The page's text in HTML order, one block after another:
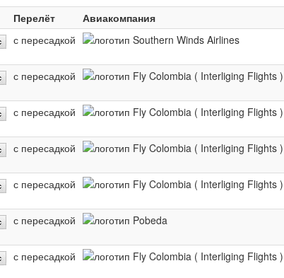
Перелёт
Авиакомпания
с пересадкой
с пересадкой
с пересадкой
с пересадкой
с пересадкой
с пересадкой
с пересадкой